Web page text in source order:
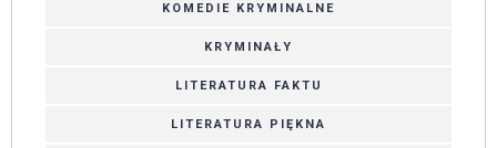
KOMEDIE KRYMINALNE
KRYMINAŁY
LITERATURA FAKTU
LITERATURA PIĘKNA